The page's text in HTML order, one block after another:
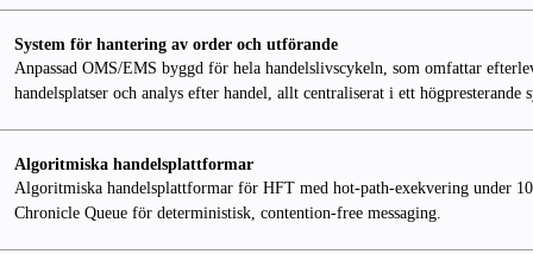
System för hantering av order och utförande
Anpassad OMS/EMS byggd för hela handelslivscykeln, som omfattar
handelsplatser och analys efter handel, allt centraliserat i ett högpresterande
Algoritmiska handelsplattformar
Algoritmiska handelsplattformar för HFT med hot-path-exekvering under
Chronicle Queue för deterministisk, contention-free messaging.